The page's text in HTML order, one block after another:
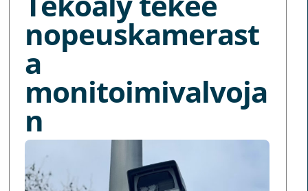
nopeuskamerast
a
monitoimivalvoja
n